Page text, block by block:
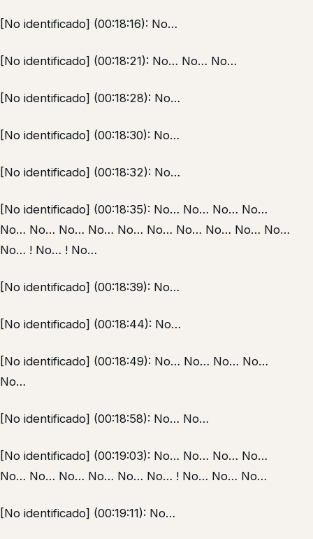
[No identificado] (00:18:16): No…
[No identificado] (00:18:21): No… No… No…
[No identificado] (00:18:28): No…
[No identificado] (00:18:30): No…
[No identificado] (00:18:32): No…
[No identificado] (00:18:35): No… No… No… No…
No… No… No… No… No… No… No… No… No… No…
No… ! No… ! No…
[No identificado] (00:18:39): No…
[No identificado] (00:18:44): No…
[No identificado] (00:18:49): No… No… No… No…
No…
[No identificado] (00:18:58): No… No…
[No identificado] (00:19:03): No… No… No… No…
No… No… No… No… No… No… ! No… No… No…
[No identificado] (00:19:11): No…